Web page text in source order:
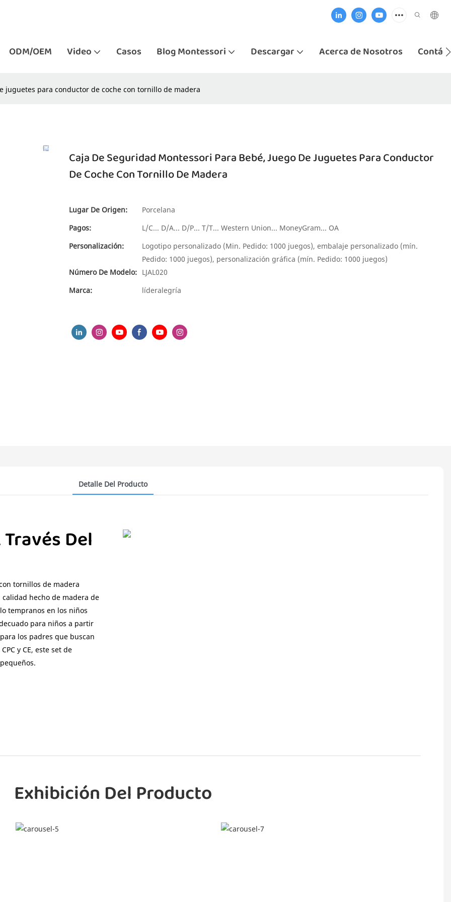
ODM/OEM Video Casos Blog Montessori Descargar Acerca de Nosotros
juguetes para conductor de coche con tornillo de madera
Caja De Seguridad Montessori Para Bebé, Juego De Juguetes Para Conductor
De Coche Con Tornillo De Madera
Lugar De Origen:
Porcelana
Pagos:
L/C... D/A... D/P... T/T... Western Union... MoneyGram... OA
Personalización:
Logotipo personalizado (Min. Pedido: 1000 juegos), embalaje personalizado (mín.
Pedido: 1000 juegos), personalización gráfica (mín. Pedido: 1000 juegos)
Número De Modelo: LJAL020
Marca:
líderalegría
Detalle Del Producto
Del
tornillos de madera
hecho de madera de
tempranos en los niños
para niños a partir
los padres que buscan
y CE, este set de
Exhibición Del Producto